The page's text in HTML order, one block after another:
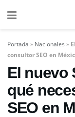
Portada » Nacionales »
consultor SEO en
El nuevo
qué
SEO en